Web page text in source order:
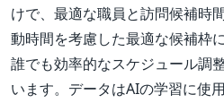
けで、最適な職員と訪問候補時
動時間を考慮した最適な候補枠
誰でも効率的なスケジュール調
います。データはAIの学習に使